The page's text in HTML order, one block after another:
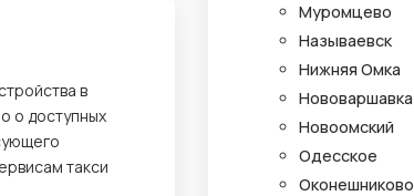
в
о доступных
такси
Муромцево
Называевск
Нижняя Омка
Нововаршавка
Новоомский
Одесское
Оконешниково